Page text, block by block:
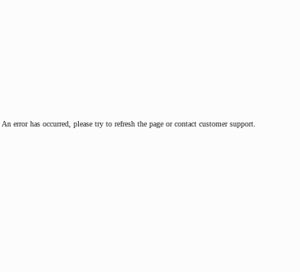
An error has occurred, please try to refresh the page or contact customer support.